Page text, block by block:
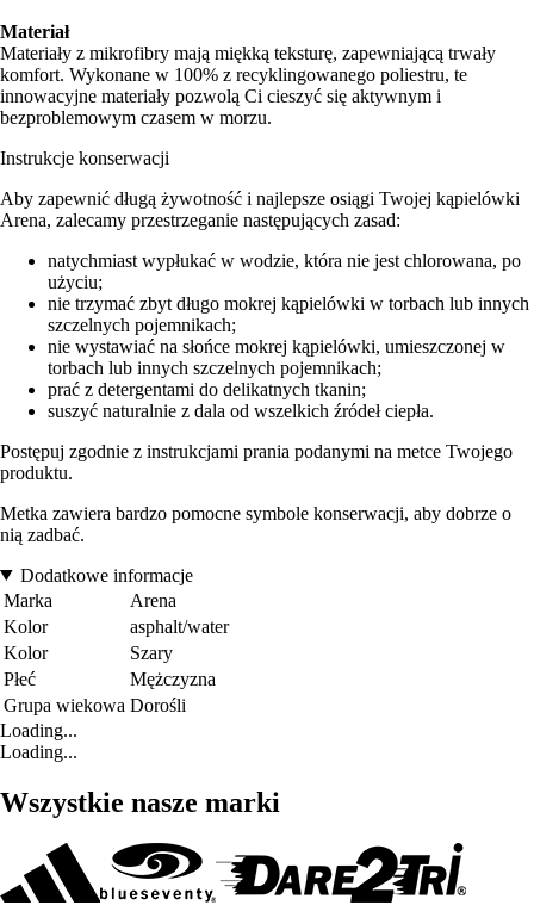
Materiał
Materiały z mikrofibry mają miękką teksturę, zapewniającą trwały
komfort. Wykonane w 100% z recyklingowanego poliestru, te
innowacyjne materiały pozwolą Ci cieszyć się aktywnym i
bezproblemowym czasem w morzu.
Instrukcje konserwacji
Aby zapewnić długą żywotność i najlepsze osiągi Twojej kąpielówki
Arena, zalecamy przestrzeganie następujących zasad:
natychmiast wypłukać w wodzie, która nie jest chlorowana, po
użyciu;
nie trzymać zbyt długo mokrej kąpielówki w torbach lub innych
szczelnych pojemnikach;
nie wystawiać na słońce mokrej kąpielówki, umieszczonej w
torbach lub innych szczelnych pojemnikach;
prać z detergentami do delikatnych tkanin;
suszyć naturalnie z dala od wszelkich źródeł ciepła.
Postępuj zgodnie z instrukcjami prania podanymi na metce Twojego
produktu.
Metka zawiera bardzo pomocne symbole konserwacji, aby dobrze o
nią zadbać.
Dodatkowe informacje
Marka
Arena
Kolor
asphalt/water
Kolor
Szary
Płeć
Mężczyzna
Grupa wiekowa Dorośli
Loading...
Loading...
Wszystkie nasze marki